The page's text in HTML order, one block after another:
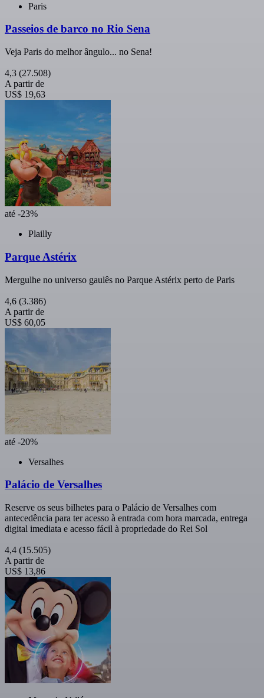
Paris
Passeios de barco no Rio Sena
Veja Paris do melhor ângulo... no Sena!
4,3 (27.508)
A partir de
US$ 19,63
até -23%
Plailly
Parque Astérix
Mergulhe no universo gaulês no Parque Astérix perto de Paris
4,6 (3.386)
A partir de
US$ 60,05
até -20%
Versalhes
Palácio de Versalhes
Reserve os seus bilhetes para o Palácio de Versalhes com
antecedência para ter acesso à entrada com hora marcada, entrega
digital imediata e acesso fácil à propriedade do Rei Sol
4,4 (15.505)
A partir de
US$ 13,86